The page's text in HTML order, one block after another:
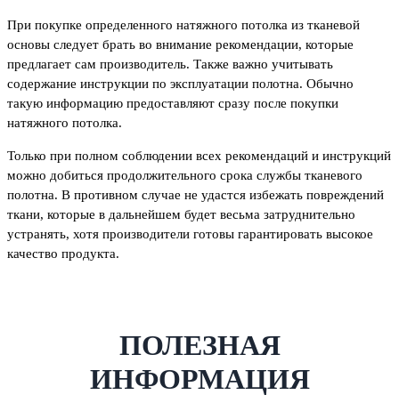
При покупке определенного натяжного потолка из тканевой
основы следует брать во внимание рекомендации, которые
предлагает сам производитель. Также важно учитывать
содержание инструкции по эксплуатации полотна. Обычно
такую информацию предоставляют сразу после покупки
натяжного потолка.
Только при полном соблюдении всех рекомендаций и инструкций
можно добиться продолжительного срока службы тканевого
полотна. В противном случае не удастся избежать повреждений
ткани, которые в дальнейшем будет весьма затруднительно
устранять, хотя производители готовы гарантировать высокое
качество продукта.
ПОЛЕЗНАЯ
ИНФОРМАЦИЯ